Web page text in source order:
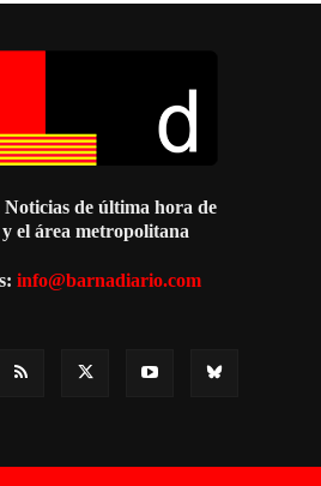
de última hora de
el área metropolitana
info@barnadiario.com